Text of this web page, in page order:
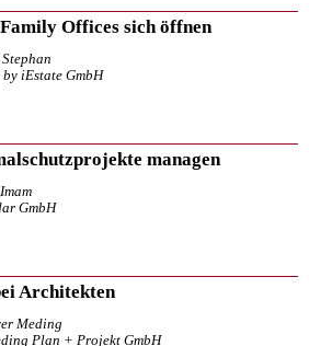
Offices sich öffnen
iEstate GmbH
managen
GmbH
Architekten
Meding
Plan + Projekt GmbH